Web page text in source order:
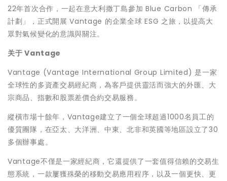
22年首次合作，一起在意大利撒丁島參加 Blue Carbon 「傳承
計劃」，正式開展 Vantage 的企業全球 ESG 之旅，以提高大
眾對氣候變化的意識與關注。
关于 Vantage
Vantage (Vantage International Group Limited) 是一家
全球性的多資產交易經紀商，為客戶提供靈活而強大的外匯、大
宗商品、指數和股票差價合約交易服務。
縱橫市場十餘年，Vantage建立了一個全球超過1000名員工的
優質團隊，在亞太、大洋洲、中東、北非和英國等地區設立了30
多個辦事處。
Vantage不僅是一家經紀商，它還提供了一套值得信賴的交易生
態系統，一款屢獲殊榮的移動交易應用程序，以及一個更快、更